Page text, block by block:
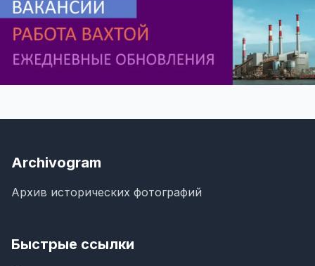
Archivogram
Архив исторических фотографий
Быстрые ссылки